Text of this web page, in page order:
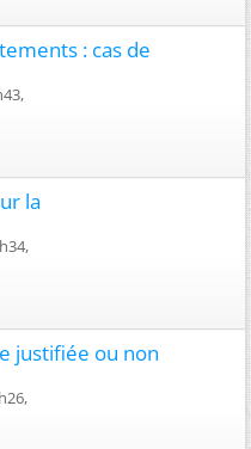
: cas de
la
justifiée ou non